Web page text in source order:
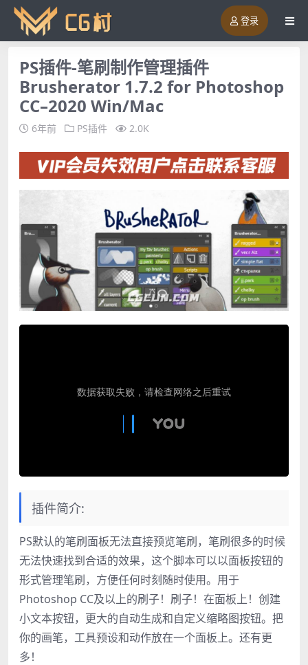
登录
PS插件-笔刷制作管理插件
Brusherator 1.7.2 for Photoshop
CC–2020 Win/Mac
6年前 PS插件 2.0K
插件简介:
PS默认的笔刷面板无法直接预览笔刷，笔刷很多的时候
无法快速找到合适的效果，这个脚本可以以面板按钮的
形式管理笔刷，方便任何时刻随时使用。用于
Photoshop CC及以上的刷子！刷子！在面板上！创建
小文本按钮，更大的自动生成和自定义缩略图按钮。把
你的画笔，工具预设和动作放在一个面板上。还有更
多！